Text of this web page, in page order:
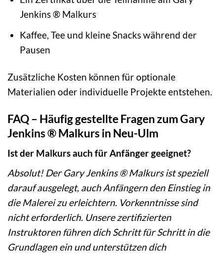
Jenkins ® Malkurs
Kaffee, Tee und kleine Snacks während der
Pausen
Zusätzliche Kosten können für optionale
Materialien oder individuelle Projekte entstehen.
FAQ – Häufig gestellte Fragen zum Gary
Jenkins ® Malkurs in Neu-Ulm
Ist der Malkurs auch für Anfänger geeignet?
Absolut! Der Gary Jenkins ® Malkurs ist speziell
darauf ausgelegt, auch Anfängern den Einstieg in
die Malerei zu erleichtern. Vorkenntnisse sind
nicht erforderlich. Unsere zertifizierten
Instruktoren führen dich Schritt für Schritt in die
Grundlagen ein und unterstützen dich